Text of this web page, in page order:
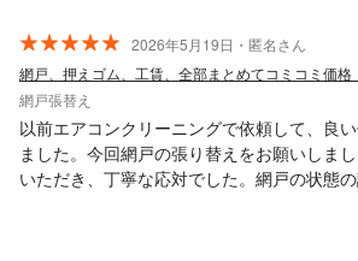
2026年5月19日・匿名さん
網戸、押えゴム、工賃、全部まとめてコミコミ価格
網戸張替え
以前エアコンクリーニングで依頼して、良
ました。今回網戸の張り替えをお願いしま
いただき、丁寧な応対でした。網戸の状態